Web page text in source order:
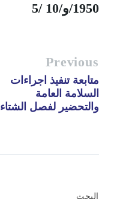
1950/و/10 /5
Previous
متابعة تنفيذ اجراءات
السلامة العامة
والتحضير لفصل الشتاء
البحث